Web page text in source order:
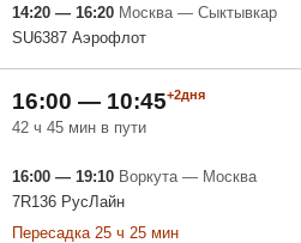
14:20 — 16:20 Москва — Сыктывкар
SU6387 Аэрофлот
16:00 — 10:45+2дня
42 ч 45 мин в пути
16:00 — 19:10 Воркута — Москва
7R136 РусЛайн
Пересадка 25 ч 25 мин